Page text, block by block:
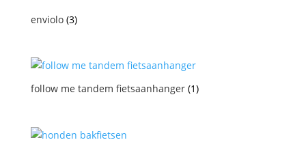
enviolo (3)
follow me tandem fietsaanhanger (1)